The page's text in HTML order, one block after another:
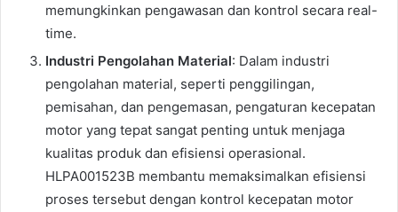
memungkinkan pengawasan dan kontrol secara real-
time.
Industri Pengolahan Material: Dalam industri
pengolahan material, seperti penggilingan,
pemisahan, dan pengemasan, pengaturan kecepatan
motor yang tepat sangat penting untuk menjaga
kualitas produk dan efisiensi operasional.
HLPA001523B membantu memaksimalkan efisiensi
proses tersebut dengan kontrol kecepatan motor